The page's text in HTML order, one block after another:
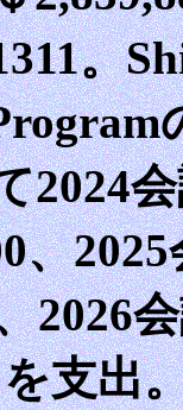
。
2024
、
2026
を支出